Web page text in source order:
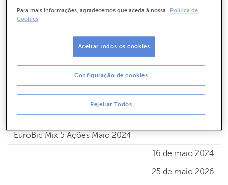
Histórico de Produtos
EuroBic Multisector Julho 2024
16 de julho 2024
EUR
DIF
EuroBic Mix 5 Ações Maio 2024
16 de maio 2024
25 de maio 2026
Para mais informações, agradecemos que aceda à nossa Política de
Cookies
Rejeitar Todos
Configuração de cookies
Aceitar todos os cookies